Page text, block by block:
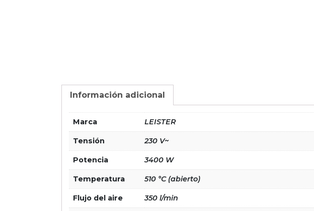
Información adicional
Marca LEISTER
Tensión 230 V~
Potencia 3400 W
Temperatura 510 °C (abierto)
Flujo del aire 350 l/min